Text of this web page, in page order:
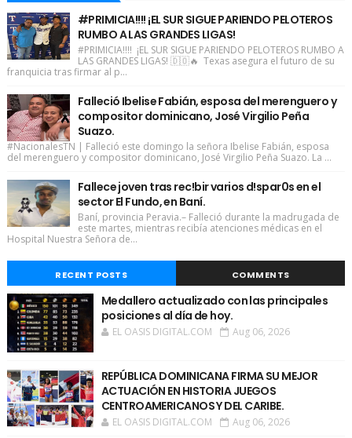
#PRIMICIA!!!! ¡EL SUR SIGUE PARIENDO PELOTEROS
RUMBO A LAS GRANDES LIGAS!
#PRIMICIA!!!! ¡EL SUR SIGUE PARIENDO PELOTEROS RUMBO A
LAS GRANDES LIGAS! 🇩🇴🔥 Texas asegura el futuro de su
franquicia tras firmar al p...
Falleció Ibelise Fabián, esposa del merenguero y
compositor dominicano, José Virgilio Peña
Suazo.
#NacionalesTN | Falleció este domingo la señora Ibelise Fabián, esposa
del merenguero y compositor dominicano, José Virgilio Peña Suazo. La ...
Fallece joven tras rec!bir varios d!spar0s en el
sector El Fundo, en Baní.
Baní, provincia Peravia.– Falleció durante la madrugada de
este martes, mientras recibía atenciones médicas en el
Hospital Nuestra Señora de...
RECENT POSTS COMMENTS
Medallero actualizado con las principales
posiciones al día de hoy.
EL OASIS DIGITAL.COM Aug 06, 2026
REPÚBLICA DOMINICANA FIRMA SU MEJOR
ACTUACIÓN EN HISTORIA JUEGOS
CENTROAMERICANOS Y DEL CARIBE.
EL OASIS DIGITAL.COM Aug 06, 2026